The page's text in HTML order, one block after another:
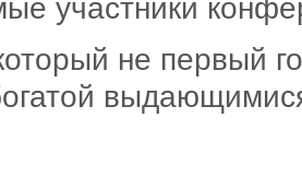
участники
не первый